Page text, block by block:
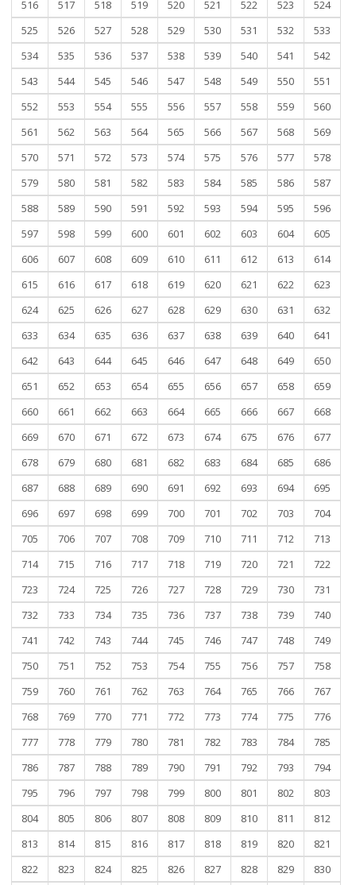
516 517 518 519 520 521 522 523
524
525
526 527 528 529 530 531 532
533
534
535 536 537 538 539 540 541
542
543
544 545 546 547 548 549 550
551
552
553 554 555 556 557 558 559
560
561
562 563 564 565 566 567 568
569
570
571 572 573 574 575 576 577
578
579
580 581 582 583 584 585 586
587
588
589 590 591 592 593 594 595
596
597
598 599 600 601 602 603 604
605
606
607 608 609 610 611 612 613
614
615
616 617 618 619 620 621 622
623
624
625 626 627 628 629 630 631
632
633
634 635 636 637 638 639 640
641
642
643 644 645 646 647 648 649
650
651
652 653 654 655 656 657 658
659
660
661 662 663 664 665 666 667
668
669
670 671 672 673 674 675 676
677
678
679 680 681 682 683 684 685
686
687
688 689 690 691 692 693 694
695
696
697 698 699 700 701 702 703
704
705
706 707 708 709 710 711 712
713
714
715 716 717 718 719 720 721
722
723
724 725 726 727 728 729 730
731
732
733 734 735 736 737 738 739
740
741
742 743 744 745 746 747 748
749
750
751 752 753 754 755 756 757
758
759
760 761 762 763 764 765 766
767
768
769 770 771 772 773 774 775
776
777
778 779 780 781 782 783 784
785
786
787 788 789 790 791 792 793
794
795
796 797 798 799 800 801 802
803
804
805 806 807 808 809 810 811
812
813
814 815 816 817 818 819 820
821
822
823 824 825 826 827 828 829
830